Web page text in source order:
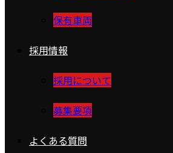
保有車両
採用情報
採用について
募集要項
よくある質問